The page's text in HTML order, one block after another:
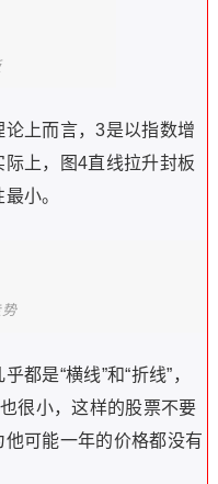
上而言，3是以指数增
上，图4直线拉升封板
小。
都是“横线”和“折线”，
很小，这样的股票不要
可能一年的价格都没有